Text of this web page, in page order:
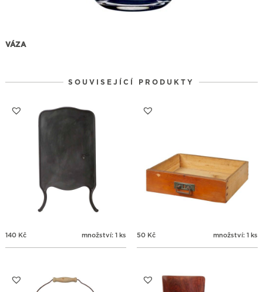
VÁZA
SOUVISEJÍCÍ PRODUKTY
140 Kč množství: 1 ks 50 Kč množství: 1 ks